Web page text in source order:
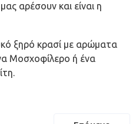
αρέσουν και είναι η
ξηρό κρασί με αρώματα
Μοσχοφίλερο ή ένα